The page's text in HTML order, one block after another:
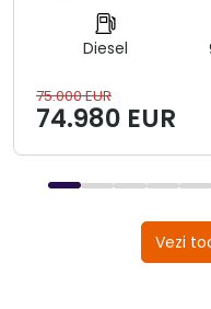
Diesel
75.000 EUR
74.980 EUR
Vezi